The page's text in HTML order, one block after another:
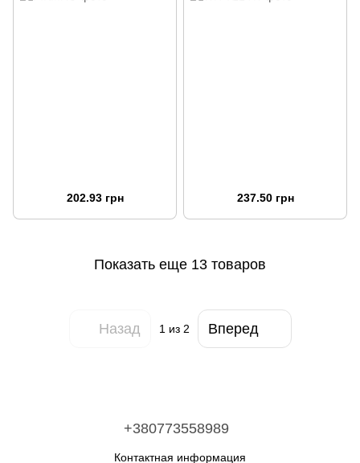
202.93 грн 237.50 грн
Показать еще 13 товаров
Назад 1из 2 Вперед
+380773558989
Контактная информация